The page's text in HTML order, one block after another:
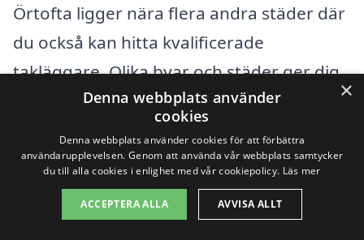
Örtofta ligger nära flera andra städer där
du också kan hitta kvalificerade
takläggare. Olika byar och städer ger dig
fler alternativ och möjligheter att hitta
de omkringliggande städerna där du kan
söka efter takbyte:
×
Denna webbplats använder
cookies
Denna webbplats använder cookies för att förbättra
användarupplevelsen. Genom att använda vår webbplats samtycker
du till alla cookies i enlighet med vår cookiepolicy. Läs mer
ACCEPTERA ALLA AVVISA ALLT